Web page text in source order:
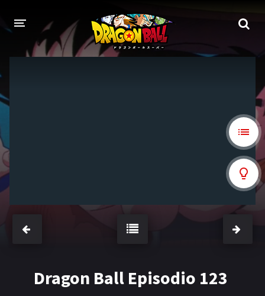
PELÍCULAS
MANGAS
Dragon Ball Episodio 123